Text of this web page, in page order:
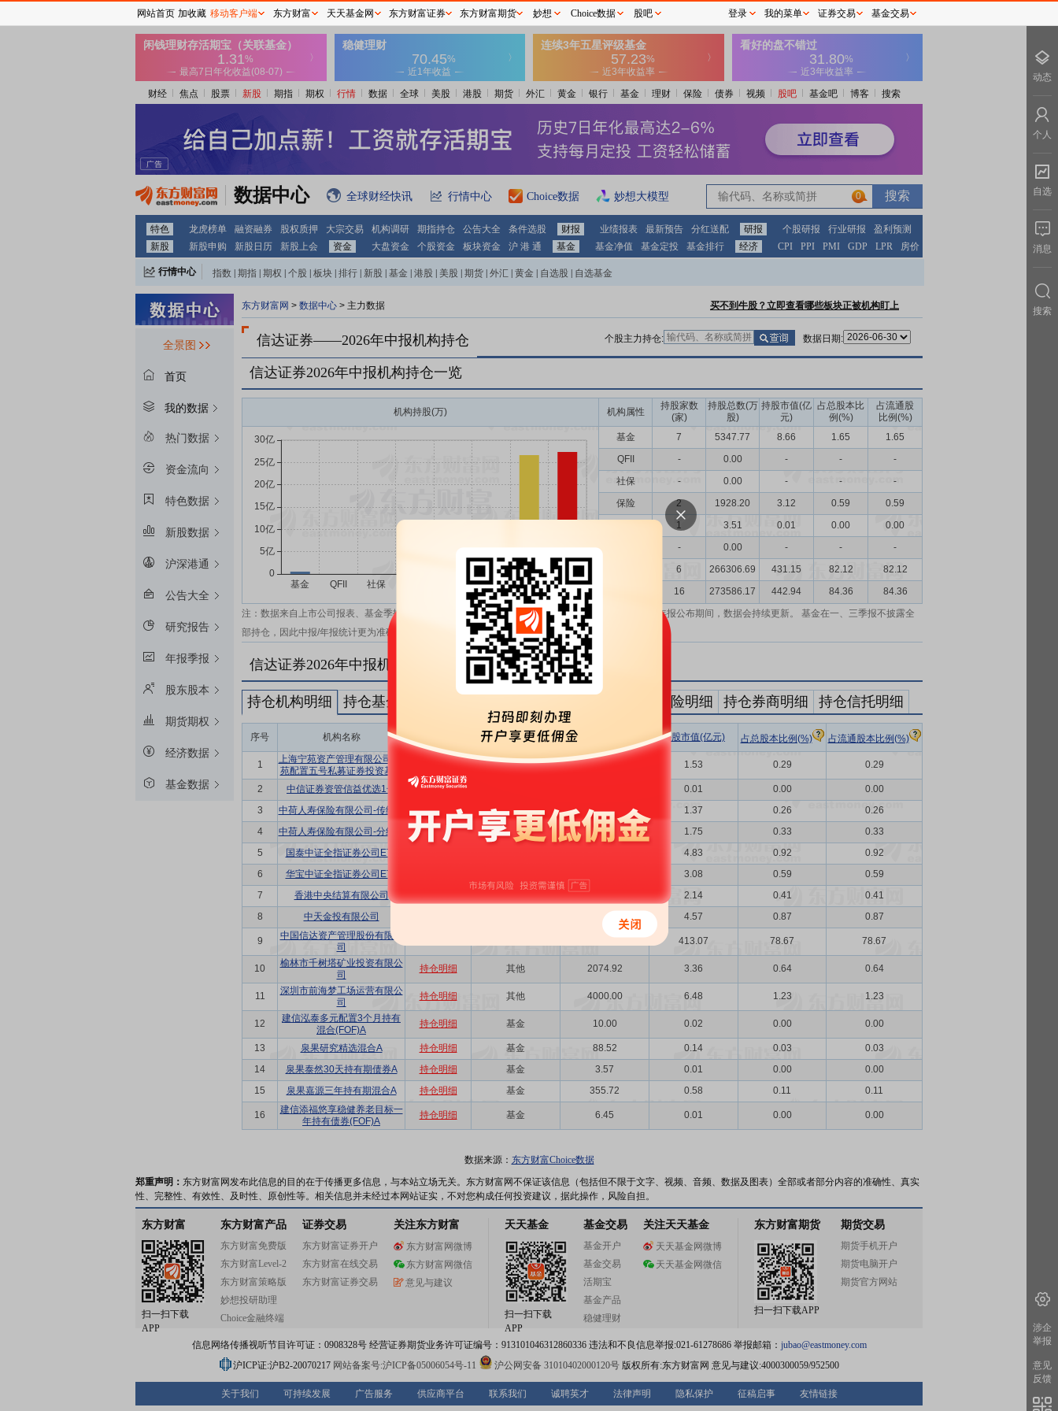
财经 焦点 股票 新股 期指 期权 行情 数据 全球 美股 港股 期货 外汇 黄金 银行 基金 理财 保险 债券 视频 股吧 基金吧 博客 搜索
数据中心 全球财经快讯 行情中心 Choice数据 妙想大模型 0
特色 龙虎榜单 融资融券 股权质押 大宗交易 机构调研 期指持仓 公告大全 条件选股 财报 业绩报表 最新预告 分红送配 研报 个股研报 行业研报
盈利预测
新股
新股申购 新股日历 新股上会 资金 大盘资金 个股资金 板块资金 沪 港 通 基金 基金净值 基金定投 基金排行 经济 CPI PPI PMI GDP LPR 房价
行情中心 指数 期指 期权 个股 板块 排行 新股 基金 港股 美股 期货 外汇 黄金 自选股 自选基金
全景图
首页
我的数据
热门数据
资金流向
特色数据
新股数据
沪深港通
公告大全
研究报告
年报季报
股东股本
期货期权
经济数据
基金数据
东方财富网 > 数据中心 > 主力数据 买不到牛股？立即查看哪些板块正被机构盯上
信达证券——2026年中报机构持仓 个股主力持仓: 数据日期:
信达证券2026年中报机构持仓一览
机构持股(万) 机构属性
持股家数
(家)
持股总数(万
股)
持股市值(亿
元)
占总股本比
例(%)
占流通股
比例(%)
基金
7 5347.77 8.66 1.65
1.65
QFII
- 0.00 - -
-
社保
- 0.00 - -
-
保险
2 1928.20 3.12 0.59
0.59
1 3.51 0.01 0.00
0.00
- 0.00 - -
-
6 266306.69 431.15 82.12
82.12
16 273586.17 442.94 84.36
84.36
注：数据来自上市公司报表、基金季报、半年报和基金年报；在上市公司报表、基金季报、半年报和年报公布期间，数据会持续更新。 基金在一、三季报不披露全
部持仓，因此中报/年报统计更为准确。
信达证券2026年中报机构持仓明细
持仓机构明细 持仓基金明细 持仓保险明细 持仓券商明细 持仓信托明细
序号 机构名称 机构属性 持股总数(万股) 持股市值(亿元) 占总股本比例(%) 占流通股本比例(%)
1
上海宁苑资产管理有限公司-宁
苑配置五号私募证券投资基金
持仓明细 其他 946.67 1.53 0.29 0.29
2 中信证券资管信益优选1号 持仓明细 0.01 0.00
0.00
3
中荷人寿保险有限公司-传统险 持仓明细 保险 847.67 1.37 0.26
0.26
4
中荷人寿保险有限公司-分红险 持仓明细 保险 1080.53 1.75 0.33
0.33
5
国泰中证全指证券公司ETF 4.83 0.92
0.92
6
华宝中证全指证券公司ETF 3.08 0.59
0.59
7
香港中央结算有限公司 持仓明细 其他 1324.60 2.14 0.41
0.41
8
中天金投有限公司 2820.50 4.57 0.87 0.87
9
中国信达资产管理股份有限公
司
413.07 78.67 78.67
10
榆林市千树塔矿业投资有限公
司
持仓明细 其他 2074.92 3.36 0.64 0.64
11
深圳市前海梦工场运营有限公
司
持仓明细 其他 4000.00 6.48 1.23 1.23
12
建信泓泰多元配置3个月持有
混合(FOF)A
持仓明细 基金 10.00 0.02 0.00 0.00
13 泉果研究精选混合A 持仓明细 基金 88.52 0.14 0.03
0.03
14
泉果泰然30天持有期债券A 持仓明细 基金 3.57 0.01 0.00
0.00
15
泉果嘉源三年持有期混合A 持仓明细 基金 355.72 0.58 0.11 0.11
16
建信添福悠享稳健养老目标一
年持有债券(FOF)A
持仓明细 基金 6.45 0.01 0.00 0.00
数据来源： 东方财富Choice数据
郑重声明： 东方财富网发布此信息的目的在于传播更多信息，与本站立场无关。东方财富网不保证该信息（包括但不限于文字、视频、音频、数据及图表）全部或者部分内容的准确性、真实
性、完整性、有效性、及时性、原创性等。相关信息并未经过本网站证实，不对您构成任何投资建议，据此操作，风险自担。
东方财富
扫一扫下载
APP
东方财富产品
东方财富免费版
东方财富Level-2
东方财富策略版
妙想投研助理
Choice金融终端
证券交易
东方财富证券开户
东方财富在线交易
东方财富证券交易
关注东方财富
东方财富网微博
东方财富网微信
意见与建议
天天基金
扫一扫下载
APP
基金交易
基金开户
基金交易
活期宝
基金产品
稳健理财
关注天天基金
天天基金网微博
天天基金网微信
东方财富期货
扫一扫下载APP
期货交易
期货手机开户
期货电脑开户
期货官方网站
信息网络传播视听节目许可证：0908328号 经营证券期货业务许可证编号：913101046312860336 违法和不良信息举报:021-61278686 举报邮箱： jubao@eastmoney.com
沪ICP证:沪B2-20070217 网站备案号:沪ICP备05006054号-11 沪公网安备 31010402000120号版权所有:东方财富网 意见与建议:4000300059/952500
关于我们 可持续发展 广告服务 供应商平台 联系我们 诚聘英才 法律声明 隐私保护 征稿启事 友情链接
网站首页 加收藏 移动客户端 东方财富 天天基金网 东方财富证券 东方财富期货 妙想 Choice数据 股吧 登录 我的菜单 证券交易 基金交易
动态
个人
自选
消息
搜索
涉企
举报
意见
反馈